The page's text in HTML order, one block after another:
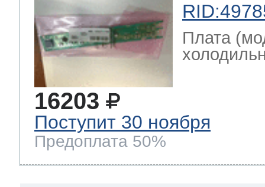
Плата
16203
Поступит 30 ноября
Предоплата 50%